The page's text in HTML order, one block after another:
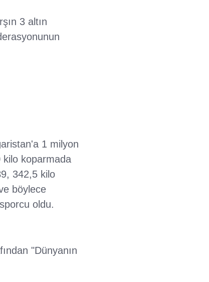
3 altın
1 milyon
kilo koparmada
342,5 kilo
böylece
oldu.
"Dünyanın